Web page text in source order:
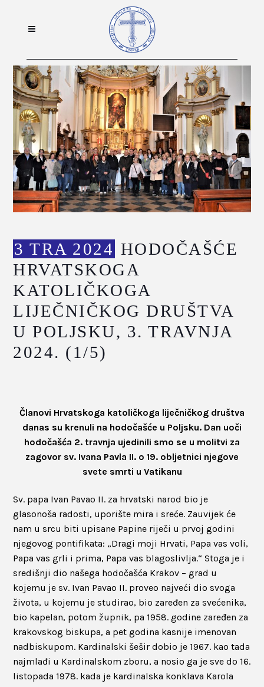
3 TRA 2024 HODOČAŠĆE
HRVATSKOGA
KATOLIČKOGA
LIJEČNIČKOG DRUŠTVA
U POLJSKU, 3. TRAVNJA
2024. (1/5)
Članovi Hrvatskoga katoličkoga liječničkog društva
danas su krenuli na hodočašće u Poljsku. Dan uoči
hodočašća 2. travnja ujedinili smo se u molitvi za
zagovor sv. Ivana Pavla II. o 19. obljetnici njegove
svete smrti u Vatikanu
Sv. papa Ivan Pavao II. za hrvatski narod bio je
glasonoša radosti, uporište mira i sreće. Zauvijek će
nam u srcu biti upisane Papine riječi u prvoj godini
njegovog pontifikata: „Dragi moji Hrvati, Papa vas voli,
Papa vas grli i prima, Papa vas blagoslivlja.“ Stoga je i
središnji dio našega hodočašća Krakov – grad u
kojemu je sv. Ivan Pavao II. proveo najveći dio svoga
života, u kojemu je studirao, bio zaređen za svećenika,
bio kapelan, potom župnik, pa 1958. godine zaređen za
krakovskog biskupa, a pet godina kasnije imenovan
nadbiskupom. Kardinalski šešir dobio je 1967. kao tada
najmlađi u Kardinalskom zboru, a nosio ga je sve do 16.
listopada 1978. kada je kardinalska konklava Karola